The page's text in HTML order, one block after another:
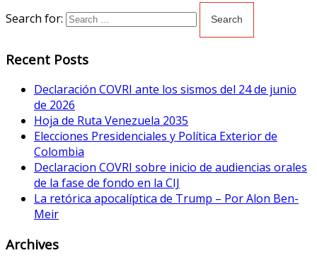
Search for:
Recent Posts
Declaración COVRI ante los sismos del 24 de junio
de 2026
Hoja de Ruta Venezuela 2035
Elecciones Presidenciales y Política Exterior de
Colombia
Declaracion COVRI sobre inicio de audiencias orales
de la fase de fondo en la CIJ
La retórica apocalíptica de Trump – Por Alon Ben-
Meir
Archives